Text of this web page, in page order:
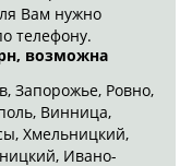
Вам нужно
телефону.
, возможна
Запорожье, Ровно,
Винница,
Хмельницкий,
Ивано-